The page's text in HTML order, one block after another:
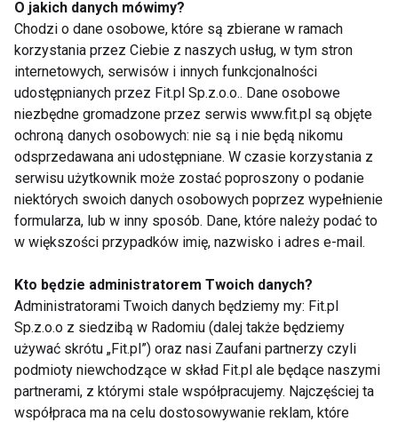
strefa z szeroką ofertą bezalkoholowych trunków, z
pewnością spełni oczekiwania osób dbających o
zdrowy styl życia.
Trend NoLo nie tylko redefiniuje nasze podejście do
picia alkoholu, ale również otwiera przed nami
szeroki wachlarz nowych smaków i możliwości
kulinarnej eksploracji. Dzięki nowoczesnym
technologiom produkcji oraz rosnącej świadomości
konsumentów, napoje bezalkoholowe stają się
nieodłącznym elementem współczesnej
gastronomii i stylu życia.
ZDROWIE ALKOHOL
O jakich danych mówimy?
Chodzi o dane osobowe, które są zbierane w ramach
korzystania przez Ciebie z naszych usług, w tym stron
internetowych, serwisów i innych funkcjonalności
udostępnianych przez Fit.pl Sp.z.o.o.. Dane osobowe
niezbędne gromadzone przez serwis www.fit.pl są objęte
ochroną danych osobowych: nie są i nie będą nikomu
odsprzedawana ani udostępniane. W czasie korzystania z
serwisu użytkownik może zostać poproszony o podanie
niektórych swoich danych osobowych poprzez wypełnienie
formularza, lub w inny sposób. Dane, które należy podać to
w większości przypadków imię, nazwisko i adres e-mail.
Kto będzie administratorem Twoich danych?
Administratorami Twoich danych będziemy my: Fit.pl
Sp.z.o.o z siedzibą w Radomiu (dalej także będziemy
używać skrótu „Fit.pl”) oraz nasi Zaufani partnerzy czyli
podmioty niewchodzące w skład Fit.pl ale będące naszymi
partnerami, z którymi stale współpracujemy. Najczęściej ta
współpraca ma na celu dostosowywanie reklam, które